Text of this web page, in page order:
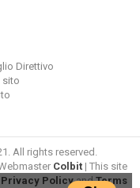
Direttivo
sito
All rights reserved.
Colbit| This site
Privacy PolicyandTerms